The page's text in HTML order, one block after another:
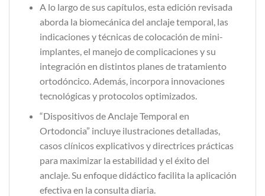
A lo largo de sus capítulos, esta edición revisada
aborda la biomecánica del anclaje temporal, las
indicaciones y técnicas de colocación de mini-
implantes, el manejo de complicaciones y su
integración en distintos planes de tratamiento
ortodóncico. Además, incorpora innovaciones
tecnológicas y protocolos optimizados.
“Dispositivos de Anclaje Temporal en
Ortodoncia” incluye ilustraciones detalladas,
casos clínicos explicativos y directrices prácticas
para maximizar la estabilidad y el éxito del
anclaje. Su enfoque didáctico facilita la aplicación
efectiva en la consulta diaria.